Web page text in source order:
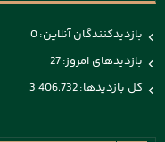
بازدیدکنندگان آنلاین:0
بازدیدهای امروز:27
کل بازدیدها:3,406,732